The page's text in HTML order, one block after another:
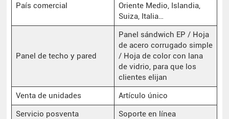
País comercial
Oriente Medio, Islandia,
Suiza, Italia…
Panel de techo y pared
Panel sándwich EP / Hoja
de acero corrugado simple
/ Hoja de color con lana
de vidrio, para que los
clientes elijan
Venta de unidades
Artículo único
Servicio posventa
Soporte en línea